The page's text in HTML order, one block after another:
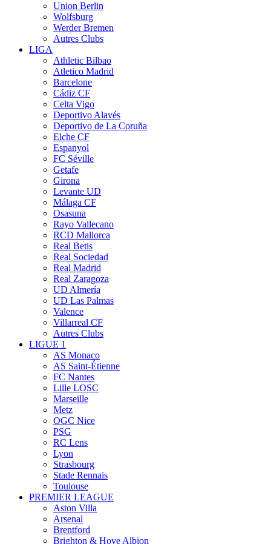
Union Berlin
Wolfsburg
Werder Bremen
Autres Clubs
LIGA
Athletic Bilbao
Atletico Madrid
Barcelone
Cádiz CF
Celta Vigo
Deportivo Alavés
Deportivo de La Coruña
Elche CF
Espanyol
FC Séville
Getafe
Girona
Levante UD
Málaga CF
Osasuna
Rayo Vallecano
RCD Mallorca
Real Betis
Real Sociedad
Real Madrid
Real Zaragoza
UD Almería
UD Las Palmas
Valence
Villarreal CF
Autres Clubs
LIGUE 1
AS Monaco
AS Saint-Étienne
FC Nantes
Lille LOSC
Marseille
Metz
OGC Nice
PSG
RC Lens
Lyon
Strasbourg
Stade Rennais
Toulouse
PREMIER LEAGUE
Aston Villa
Arsenal
Brentford
Brighton & Hove Albion